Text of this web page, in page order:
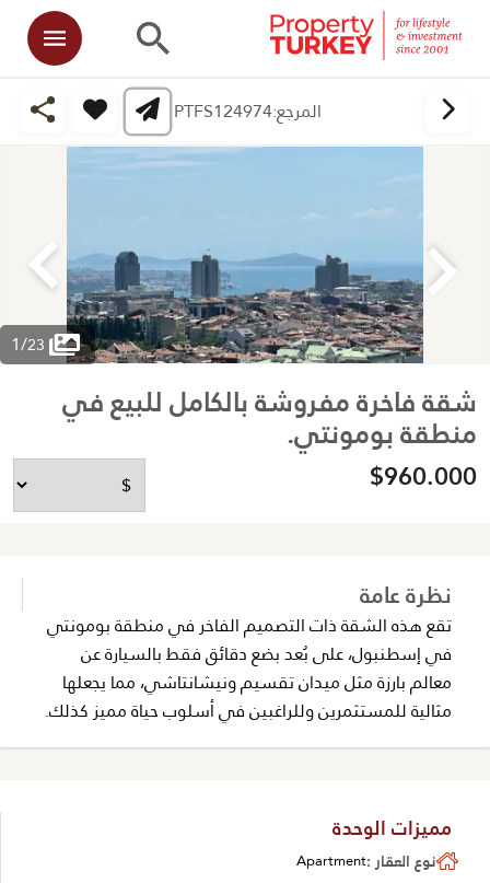
المرجع:PTFS124974
1/23
شقة فاخرة مفروشة بالكامل للبيع في
منطقة بومونتي.
$960.000
نظرة عامة
تقع هذه الشقة ذات التصميم الفاخر في منطقة بومونتي
في إسطنبول، على بُعد بضع دقائق فقط بالسيارة عن
معالم بارزة مثل ميدان تقسيم ونيشانتاشي، مما يجعلها
مثالية للمستثمرين وللراغبين في أسلوب حياة مميز كذلك.
مميزات الوحدة
نوع العقار :Apartment